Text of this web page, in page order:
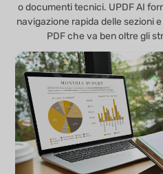
o documenti tecnici. UPDF AI
navigazione rapida delle sezioni
PDF che va ben oltre gli